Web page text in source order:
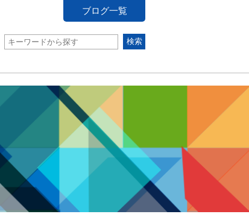
ブログ一覧